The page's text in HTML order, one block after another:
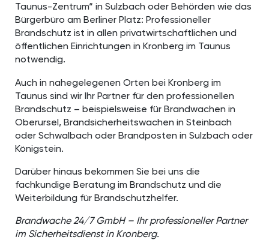
Taunus-Zentrum“ in Sulzbach oder Behörden wie das
Bürgerbüro am Berliner Platz: Professioneller
Brandschutz ist in allen privatwirtschaftlichen und
öffentlichen Einrichtungen in Kronberg im Taunus
notwendig.
Auch in nahegelegenen Orten bei Kronberg im
Taunus sind wir Ihr Partner für den professionellen
Brandschutz – beispielsweise für Brandwachen in
Oberursel, Brandsicherheitswachen in Steinbach
oder Schwalbach oder Brandposten in Sulzbach oder
Königstein.
Darüber hinaus bekommen Sie bei uns die
fachkundige Beratung im Brandschutz und die
Weiterbildung für Brandschutzhelfer.
Brandwache 24/7 GmbH – Ihr professioneller Partner
im Sicherheitsdienst in Kronberg.